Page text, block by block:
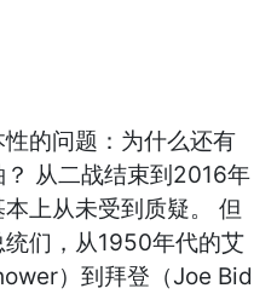
的问题：为什么还有
从二战结束到2016年
上从未受到质疑。 但
们，从1950年代的艾
）到拜登（Joe Bid